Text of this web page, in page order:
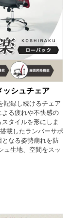
ッシュチェア
記録し続けるチェア
る疲れや不快感の
タイルを形にしま
載したランバーサポ
なる姿勢崩れを防
ュ生地、空間をスッ